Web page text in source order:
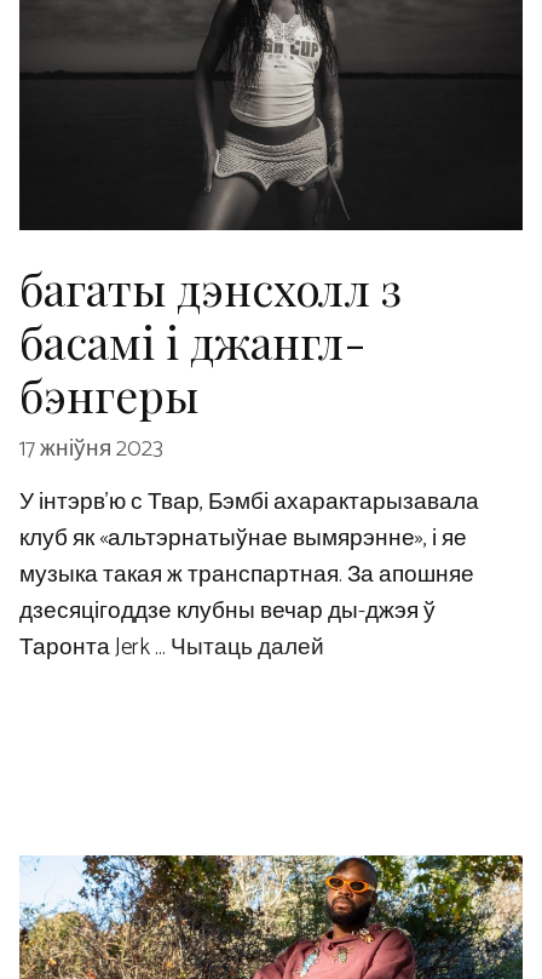
багаты дэнсхолл з
басамі і джангл-
бэнгеры
17 жніўня 2023
У інтэрв’ю с Твар, Бэмбі ахарактарызавала
клуб як «альтэрнатыўнае вымярэнне», і яе
музыка такая ж транспартная. За апошняе
дзесяцігоддзе клубны вечар ды-джэя ў
Таронта Jerk …Чытаць далей